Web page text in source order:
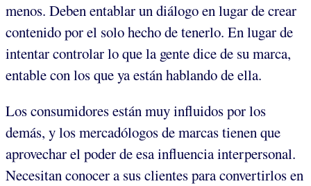
menos. Deben entablar un diálogo en lugar de crear
contenido por el solo hecho de tenerlo. En lugar de
intentar controlar lo que la gente dice de su marca,
entable con los que ya están hablando de ella.
Los consumidores están muy influidos por los
demás, y los mercadólogos de marcas tienen que
aprovechar el poder de esa influencia interpersonal.
Necesitan conocer a sus clientes para convertirlos en